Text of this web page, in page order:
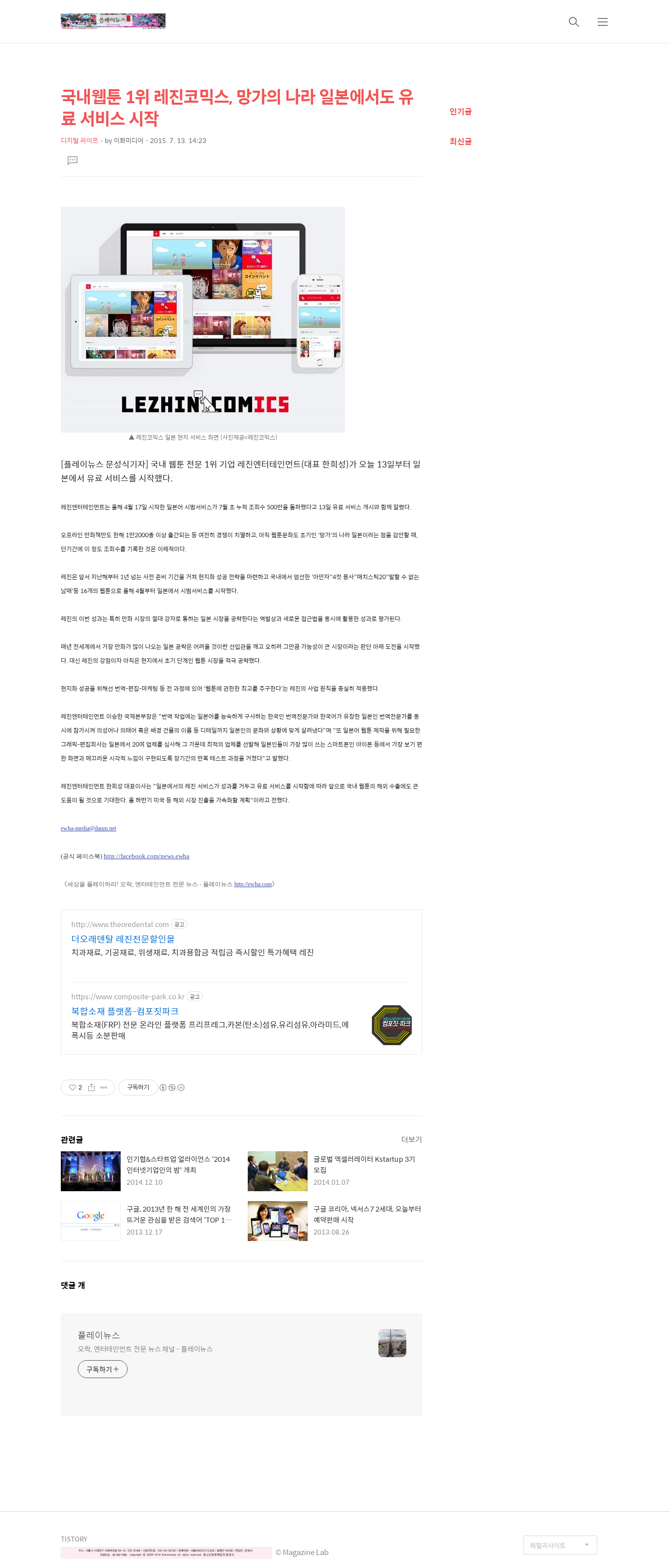
검
메
상
컨
텐
본
문
제
국내웹툰 1위 레진코믹스, 망가의 나라 일본에서도 유
료 서비스 시작
디지털 라이프 by이화미디어 2015. 7. 13. 14:23
문댓
글
▲ 레진코믹스 일본 현지 서비스 화면 (사진제공=레진코믹스)
[플레이뉴스 문성식기자] 국내 웹툰 전문 1위 기업 레진엔터테인먼트(대표 한희성)가 오늘 13일부터 일
본에서 유료 서비스를 시작했다.
레진엔터테인먼트는 올해 4월 17일 시작한 일본어 시범서비스가 7월 초 누적 조회수 500만을 돌파했다고 13일 유료 서비스 개시와 함께 알렸다.
오프라인 만화책만도 한해 1만2000종 이상 출간되는 등 여전히 경쟁이 치열하고, 아직 웹툰문화도 초기인 '망가'의 나라 일본이라는 점을 감안할 때,
단기간에 이 정도 조회수를 기록한 것은 이례적이다.
레진은 앞서 지난해부터 1년 넘는 사전 준비 기간을 거쳐 현지화 성공 전략을 마련하고 국내에서 엄선한 '아만자''4컷 용사''매치스틱20''말할 수 없는
남매'등 16개의 웹툰으로 올해 4월부터 일본에서 시범서비스를 시작했다.
레진의 이번 성과는 특히 만화 시장의 절대 강자로 통하는 일본 시장을 공략한다는 역발상과 새로운 접근법을 동시에 활용한 성과로 평가된다.
매년 전세계에서 가장 만화가 많이 나오는 일본 공략은 어려울 것이란 선입관을 깨고 오히려 그만큼 가능성이 큰 시장이라는 판단 아래 도전을 시작했
다. 대신 레진의 강점이자 아직은 현지에서 초기 단계인 웹툰 시장을 적극 공략했다.
현지화 성공을 위해선 번역-편집-마케팅 등 전 과정에 있어 '웹툰에 관한한 최고를 추구한다'는 레진의 사업 원칙을 충실히 적용했다.
레진엔터테인먼트 이승한 국제본부장은 "번역 작업에는 일본어를 능숙하게 구사하는 한국인 번역전문가와 한국어가 유창한 일본인 번역전문가를 동
시에 참가시켜 의성어나 의태어 혹은 배경 건물의 이름 등 디테일까지 일본인의 문화와 상황에 맞게 살려냈다"며 "또 일본어 웹툰 제작을 위해 필요한
그래픽-편집회사는 일본에서 20여 업체를 심사해 그 가운데 최적의 업체를 선발해 일본인들이 가장 많이 쓰는 스마트폰인 아이폰 등에서 가장 보기 편
한 화면과 매끄러운 시각적 느낌이 구현되도록 장기간의 반복 테스트 과정을 거쳤다"고 말했다.
레진엔터테인먼트 한희성 대표이사는 "일본에서의 레진 서비스가 성과를 거두고 유료 서비스를 시작함에 따라 앞으로 국내 웹툰의 해외 수출에도 큰
도움이 될 것으로 기대한다. 올 하반기 미국 등 해외 시장 진출을 가속화할 계획"이라고 전했다.
ewha-media@daum.net
(공식 페이스북) http://facebook.com/news.ewha
《세상을 플레이하라! 오락, 엔터테인먼트 전문 뉴스 - 플레이뉴스 http://ewha.com》
http://www.theoredental.com 광고
더오래덴탈 레진전문할인몰
치과재료, 기공재료, 위생재료, 치과용합금 적립금 즉시할인 특가혜택 레진
https://www.composite-park.co.kr 광고
복합소재 플랫폼-컴포짓파크
복합소재(FRP) 전문 온라인 플랫폼 프리프레그,카본(탄소)섬유,유리섬유,아라미드,에
폭시등 소분판매
2 구독하기
관련글 더보기
인기협&스타트업 얼라이언스 '2014
인터넷기업인의 밤' 개최
2014.12.10
글로벌 엑셀러레이터 Kstartup 3기
모집
2014.01.07
구글, 2013년 한 해 전 세계인의 가장
뜨거운 관심을 받은 검색어 'TOP 10'
공개
2013.12.17
구글 코리아, 넥서스7 2세대, 오늘부터
예약판매 시작
2013.08.26
댓
댓글 개
플레이뉴스
오락, 엔터테인먼트 전문 뉴스 채널 - 플레이뉴스
구독하기
가
보
인기글
최신글
TISTORY
© Magazine Lab